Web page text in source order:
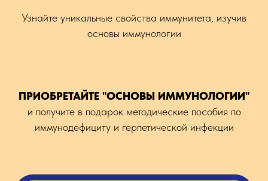
Узнайте уникальные свойства иммунитета, изучив
основы иммунологии
ПРИОБРЕТАЙТЕ "ОСНОВЫ ИММУНОЛОГИИ"
и получите в подарок методические пособия по
иммунодефициту и герпетической инфекции